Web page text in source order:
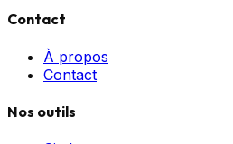
Contact
À propos
Contact
Nos outils